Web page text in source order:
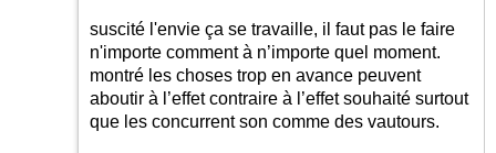
suscité l'envie ça se travaille, il faut pas le faire
n'importe comment à n’importe quel moment.
montré les choses trop en avance peuvent
aboutir à l’effet contraire à l’effet souhaité surtout
que les concurrent son comme des vautours.